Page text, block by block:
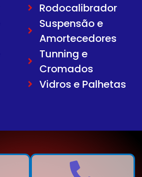
Rodocalibrador
Suspensão e
Amortecedores
Tunning e
Cromados
Vidros e Palhetas